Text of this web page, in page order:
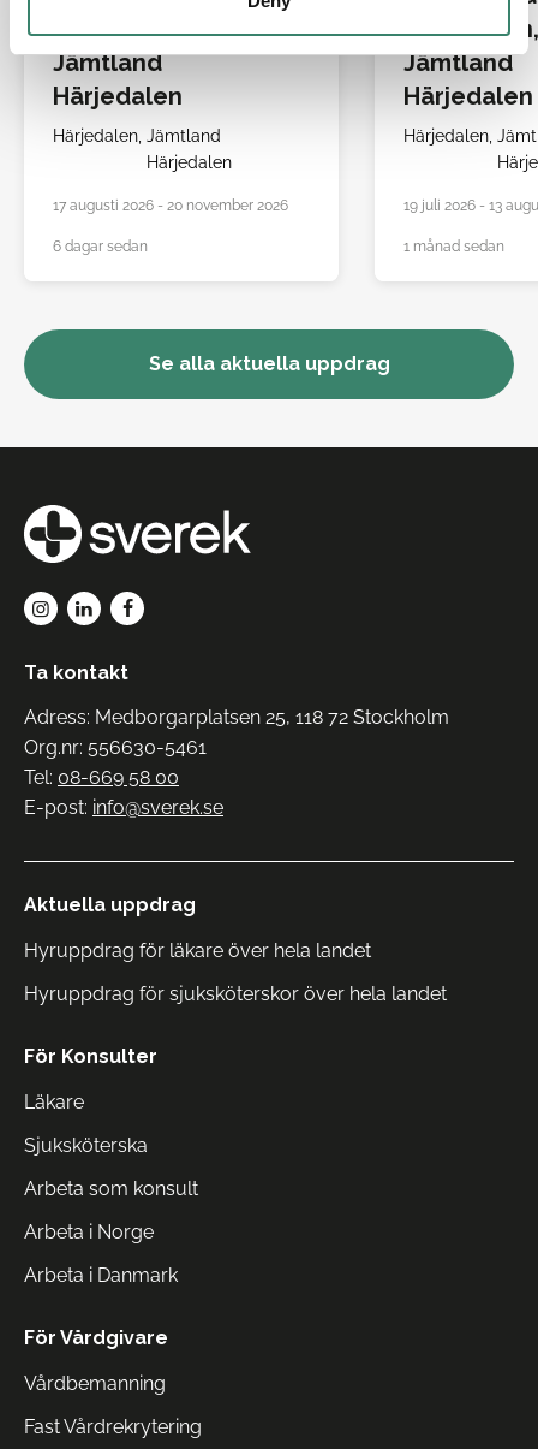
Härjedalen,
Jämtland
Härjedalen
Härjedalen, Jämtland
Härjedalen
17 augusti 2026 - 20 november 2026
6 dagar sedan
Härjedalen,
Jämtland
Härjedalen
Härjedalen,
19 juli 2026 - 13
1 månad sedan
Se alla aktuella uppdrag
Ta kontakt
Adress: Medborgarplatsen 25, 118 72 Stockholm
Org.nr: 556630-5461
Tel: 08-669 58 00
E-post: info@sverek.se
Aktuella uppdrag
Hyruppdrag för läkare över hela landet
Hyruppdrag för sjuksköterskor över hela landet
För Konsulter
Läkare
Sjuksköterska
Arbeta som konsult
Arbeta i Norge
Arbeta i Danmark
För Vårdgivare
Vårdbemanning
Fast Vårdrekrytering